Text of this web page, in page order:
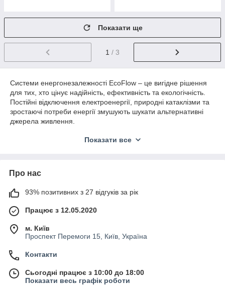
Показати ще
1 / 3
Системи енергонезалежності EcoFlow – це вигідне рішення
для тих, хто цінує надійність, ефективність та екологічність.
Постійні відключення електроенергії, природні катаклізми та
зростаючі потреби енергії змушують шукати альтернативні
джерела живлення.
підібрати оптимальний варіант для ваших потреб. Від
EcoFlow підтримує використання сонячних панелей для
екологічно свідомих користувачів.
Показати все
Про нас
93% позитивних з 27 відгуків за рік
Працює з 12.05.2020
м. Київ
Проспект Перемоги 15, Київ, Україна
Контакти
Сьогодні працює з 10:00 до 18:00
Показати весь графік роботи